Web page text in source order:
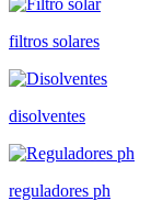
filtros solares
disolventes
reguladores ph